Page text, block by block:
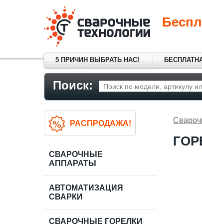
5 ПРИЧИН ВЫБРАТЬ НАС!
Поиск:
РАСПРОДАЖА!
СВАРОЧНЫЕ
АППАРАТЫ
АВТОМАТИЗАЦИЯ
СВАРКИ
СВАРОЧНЫЕ ГОРЕЛКИ